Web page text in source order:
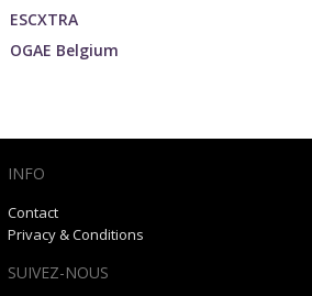
ESCXTRA
OGAE Belgium
INFO
Contact
Privacy & Conditions
SUIVEZ-NOUS